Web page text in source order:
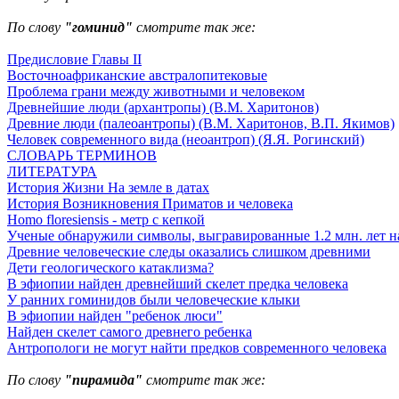
По слову "гоминид" смотрите так же:
Предисловие Главы II
Восточноафриканские австралопитековые
Проблема грани между животными и человеком
Древнейшие люди (архантропы) (В.М. Харитонов)
Древние люди (палеоантропы) (В.М. Харитонов, В.П. Якимов)
Человек современного вида (неоантроп) (Я.Я. Рогинский)
СЛОВАРЬ ТЕРМИНОВ
ЛИТЕРАТУРА
История Жизни На земле в датах
История Возникновения Приматов и человека
Homo floresiensis - метр с кепкой
Ученые обнаружили символы, выгравированные 1.2 млн. лет
Древние человеческие следы оказались слишком древними
Дети геологического катаклизма?
В эфиопии найден древнейший скелет предка человека
У ранних гоминидов были человеческие клыки
В эфиопии найден "ребенок люси"
Найден скелет самого древнего ребенка
Антропологи не могут найти предков современного человека
По слову "пирамида" смотрите так же: